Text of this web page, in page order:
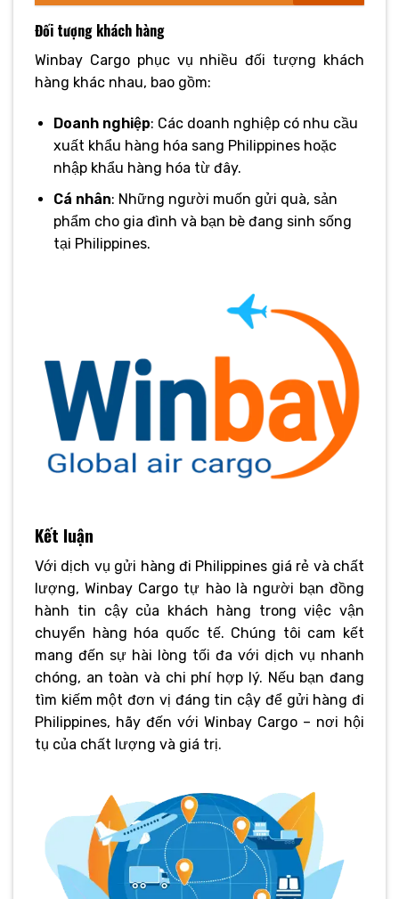
Đối tượng khách hàng
Winbay Cargo phục vụ nhiều đối tượng khách
hàng khác nhau, bao gồm:
Doanh nghiệp: Các doanh nghiệp có nhu cầu
xuất khẩu hàng hóa sang Philippines hoặc
nhập khẩu hàng hóa từ đây.
Cá nhân: Những người muốn gửi quà, sản
phẩm cho gia đình và bạn bè đang sinh sống
tại Philippines.
Kết luận
Với dịch vụ gửi hàng đi Philippines giá rẻ và chất
lượng, Winbay Cargo tự hào là người bạn đồng
hành tin cậy của khách hàng trong việc vận
chuyển hàng hóa quốc tế. Chúng tôi cam kết
mang đến sự hài lòng tối đa với dịch vụ nhanh
chóng, an toàn và chi phí hợp lý. Nếu bạn đang
tìm kiếm một đơn vị đáng tin cậy để gửi hàng đi
Philippines, hãy đến với Winbay Cargo – nơi hội
tụ của chất lượng và giá trị.